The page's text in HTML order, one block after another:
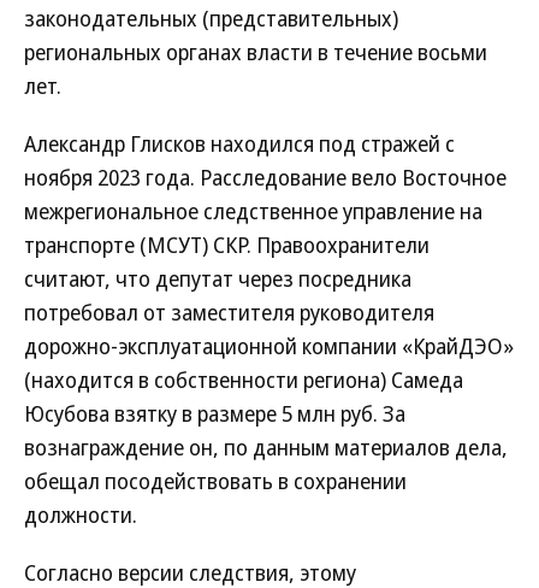
законодательных (представительных)
региональных органах власти в течение восьми
лет.
Александр Глисков находился под стражей с
ноября 2023 года. Расследование вело Восточное
межрегиональное следственное управление на
транспорте (МСУТ) СКР. Правоохранители
считают, что депутат через посредника
потребовал от заместителя руководителя
дорожно-эксплуатационной компании «КрайДЭО»
(находится в собственности региона) Самеда
Юсубова взятку в размере 5 млн руб. За
вознаграждение он, по данным материалов дела,
обещал посодействовать в сохранении
должности.
Согласно версии следствия, этому